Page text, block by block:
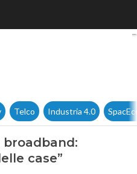
il piano
Telco Industria 4.0
broadband:
case”